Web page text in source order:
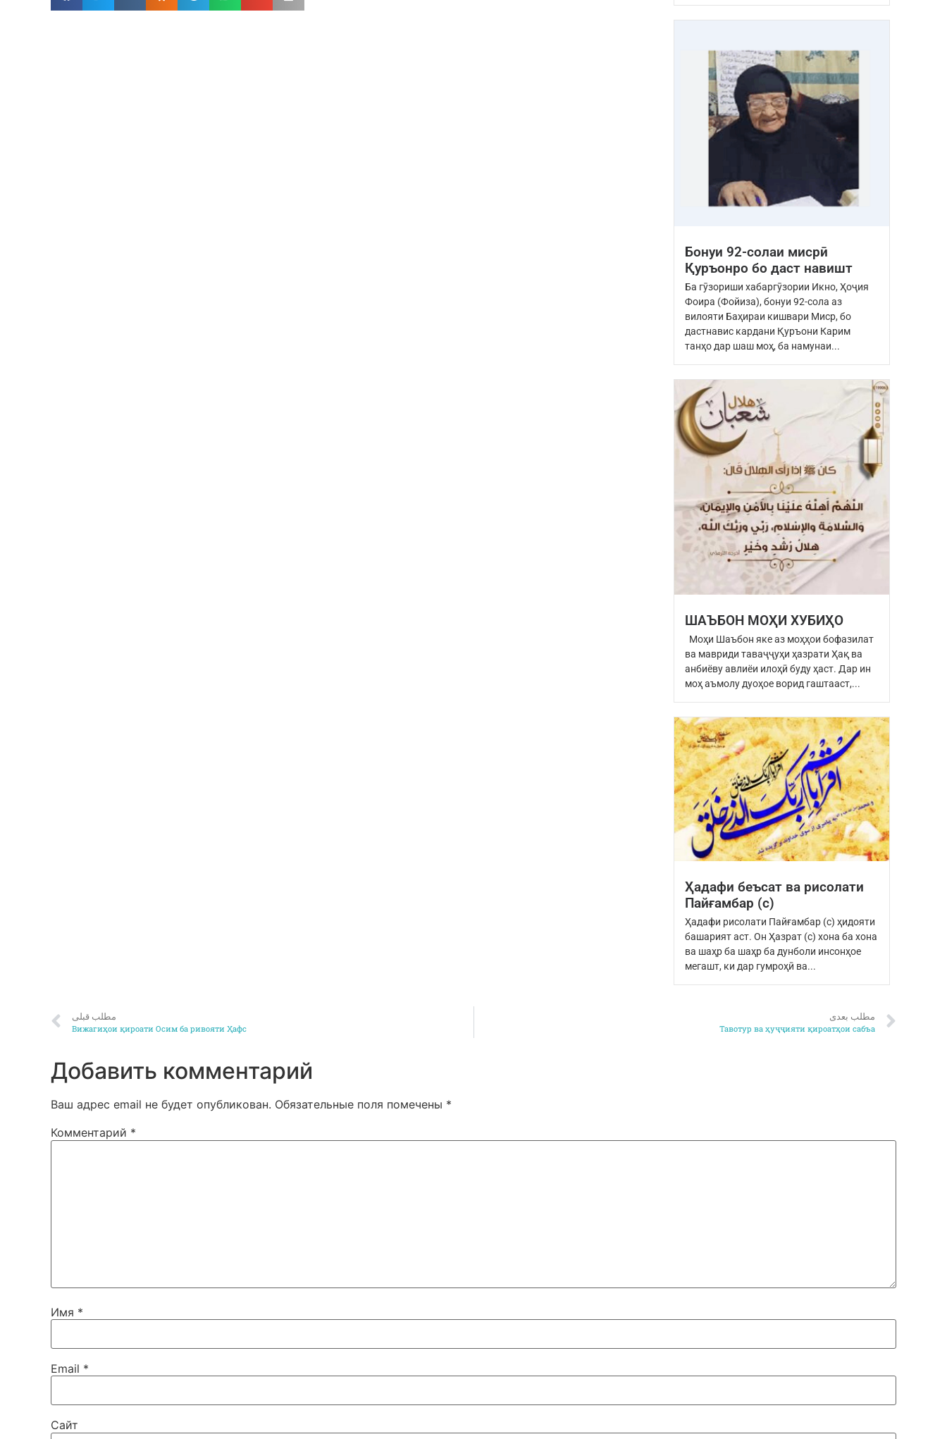
Бонуи 92-солаи мисрӣ
Қуръонро бо даст навишт
Ба гӯзориши хабаргӯзории Икно, Ҳоҷия
Фоира (Фойиза), бонуи 92-сола аз
вилояти Баҳираи кишвари Миср, бо
дастнавис кардани Қуръони Карим
танҳо дар шаш моҳ, ба намунаи...
ШАЪБОН МОҲИ ХУБИҲО
Моҳи Шаъбон яке аз моҳҳои бофазилат
ва мавриди таваҷҷуҳи ҳазрати Ҳақ ва
анбиёву авлиёи илоҳӣ буду ҳаст. Дар ин
моҳ аъмолу дуоҳое ворид гаштааст,...
Ҳадафи беъсат ва рисолати
Пайғамбар (с)
Ҳадафи рисолати Пайғамбар (с) ҳидояти
башарият аст. Он Ҳазрат (с) хона ба хона
ва шаҳр ба шаҳр ба дунболи инсонҳое
мегашт, ки дар гумроҳӣ ва...
مطلب قبلی
Вижагиҳои қироати Осим ба ривояти Ҳафс
مطلب بعدی
Тавотур ва ҳуҷҷияти қироатҳои сабъа
Добавить комментарий
Ваш адрес email не будет опубликован. Обязательные поля помечены *
Комментарий *
Имя *
Email *
Сайт